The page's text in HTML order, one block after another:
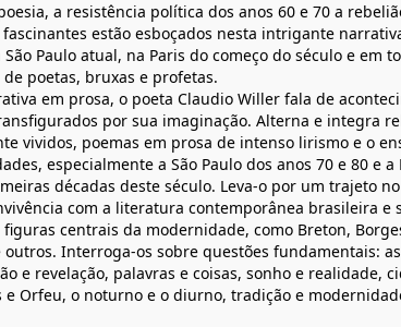
a resistência política dos anos 60 e 70 a
estão esboçados nesta intrigante
Paulo atual, na Paris do começo do século e em
poetas, bruxas e profetas.
em prosa, o poeta Claudio Willer fala de
por sua imaginação. Alterna e integra
vividos, poemas em prosa de intenso lirismo e o
especialmente a São Paulo dos anos 70 e 80 e a
décadas deste século. Leva-o por um trajeto
com a literatura contemporânea brasileira e
centrais da modernidade, como Breton,
outros. Interroga-os sobre questões fundamentais:
e revelação, palavras e coisas, sonho e realidade,
e Orfeu, o noturno e o diurno, tradição e